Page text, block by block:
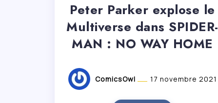
Peter Parker explose le
Multiverse dans SPIDER-
MAN : NO WAY HOME
ComicsOwl 17 novembre 2021